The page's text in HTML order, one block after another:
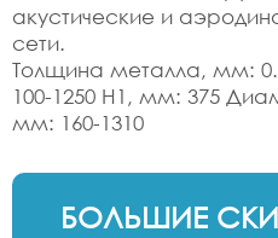
акустические и
сети.
Толщина металла, мм:
100-1250 H1, мм: 375
мм: 160-1310
БОЛЬШИЕ